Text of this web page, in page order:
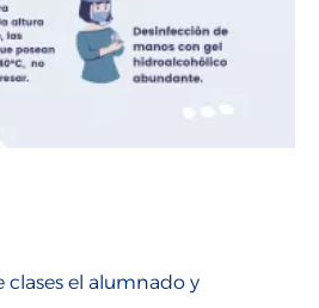
el alumnado y